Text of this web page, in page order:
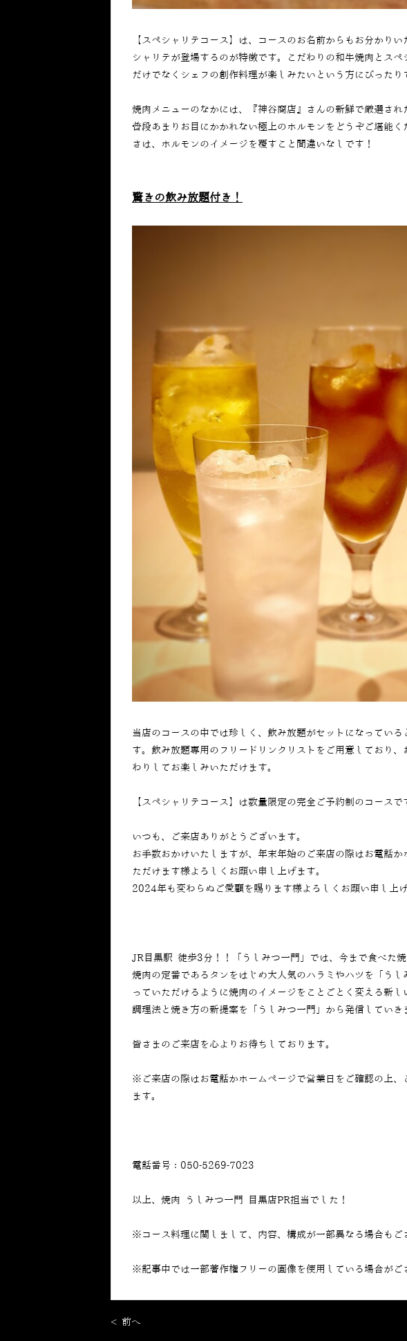
【スペシャリテコース】は、コースのお名前からもお分かり
シャリテが登場するのが特徴です。こだわりの和牛焼肉とス
だけでなくシェフの創作料理が楽しみたいという方にぴったり
焼肉メニューのなかには、『神谷商店』さんの新鮮で厳選され
普段あまりお目にかかれない極上のホルモンをどうぞご堪能
さは、ホルモンのイメージを覆すこと間違いなしです！
驚きの飲み放題付き！
当店のコースの中では珍しく、飲み放題がセットになってい
す。飲み放題専用のフリードリンクリストをご用意しており
わりしてお楽しみいただけます。
【スペシャリテコース】は数量限定の完全ご予約制のコース
いつも、ご来店ありがとうございます。
お手数おかけいたしますが、年末年始のご来店の際はお電話
ただけます様よろしくお願い申し上げます。
2024年も変わらぬご愛顧を賜ります様よろしくお願い申し上げ
JR目黒駅 徒歩3分！！「うしみつ一門」では、今まで食べた焼
焼肉の定番であるタンをはじめ大人気のハラミやハツを「う
っていただけるように焼肉のイメージをことごとく変える新し
調理法と焼き方の新提案を「うしみつ一門」から発信していき
皆さまのご来店を心よりお待ちしております。
※ご来店の際はお電話かホームページで営業日をご確認の上
ます。
電話番号：050-5269-7023
以上、焼肉 うしみつ一門 目黒店PR担当でした！
※コース料理に関しまして、内容、構成が一部異なる場合もご
※記事中では一部著作権フリーの画像を使用している場合がご
< 前へ